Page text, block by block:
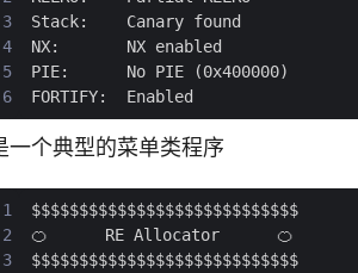
一个典型的菜单类程序